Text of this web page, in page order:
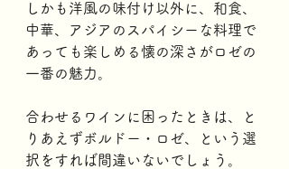
しかも洋風の味付け以外に、和食、
中華、アジアのスパイシーな料理で
あっても楽しめる懐の深さがロゼの
一番の魅力。
合わせるワインに困ったときは、と
りあえずボルドー・ロゼ、という選
択をすれば間違いないでしょう。